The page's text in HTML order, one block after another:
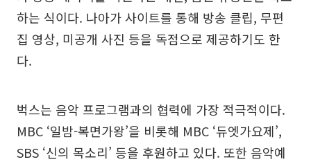
하는 식이다. 나아가 사이트를 통해 방송 클립, 무편
집 영상, 미공개 사진 등을 독점으로 제공하기도 한
다.
벅스는 음악 프로그램과의 협력에 가장 적극적이다.
MBC ‘일밤-복면가왕’을 비롯해 MBC ‘듀엣가요제’,
SBS ‘신의 목소리’ 등을 후원하고 있다. 또한 음악예